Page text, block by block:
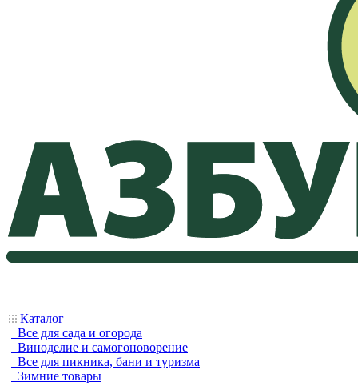
Каталог
Все для сада и огорода
Виноделие и самогоноворение
Все для пикника, бани и туризма
Зимние товары